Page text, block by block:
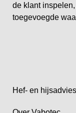
de klant
toegevoegde
Hef- en hijsadvies